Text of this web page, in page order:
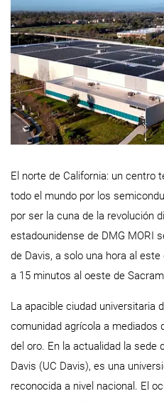
El norte de California: un centro
todo el mundo por los
por ser la cuna de la revolución
estadounidense de DMG MORI
de Davis, a solo una hora al
a 15 minutos al oeste de
La apacible ciudad universitaria
comunidad agrícola a mediados
del oro. En la actualidad la sede
Davis (UC Davis), es una
reconocida a nivel nacional. El